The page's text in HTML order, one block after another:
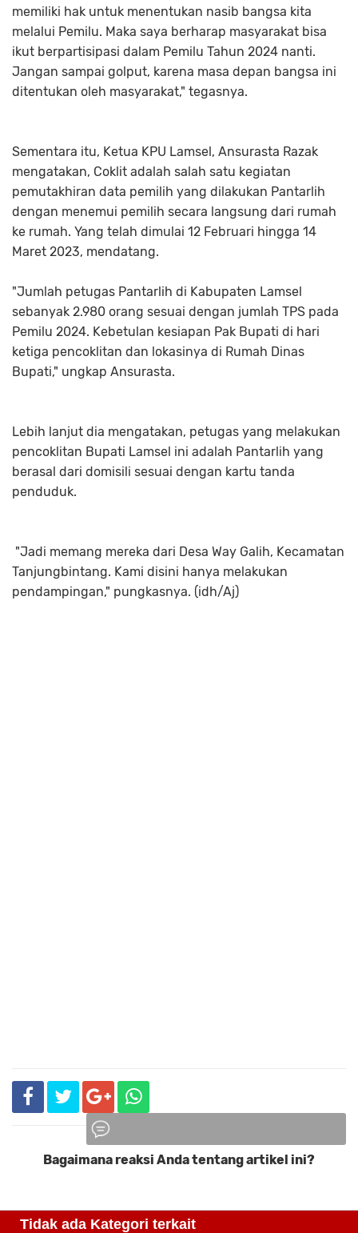
memiliki hak untuk menentukan nasib bangsa kita
melalui Pemilu. Maka saya berharap masyarakat bisa
ikut berpartisipasi dalam Pemilu Tahun 2024 nanti.
Jangan sampai golput, karena masa depan bangsa ini
ditentukan oleh masyarakat," tegasnya.
Sementara itu, Ketua KPU Lamsel, Ansurasta Razak
mengatakan, Coklit adalah salah satu kegiatan
pemutakhiran data pemilih yang dilakukan Pantarlih
dengan menemui pemilih secara langsung dari rumah
ke rumah. Yang telah dimulai 12 Februari hingga 14
Maret 2023, mendatang.
"Jumlah petugas Pantarlih di Kabupaten Lamsel
sebanyak 2.980 orang sesuai dengan jumlah TPS pada
Pemilu 2024. Kebetulan kesiapan Pak Bupati di hari
ketiga pencoklitan dan lokasinya di Rumah Dinas
Bupati," ungkap Ansurasta.
Lebih lanjut dia mengatakan, petugas yang melakukan
pencoklitan Bupati Lamsel ini adalah Pantarlih yang
berasal dari domisili sesuai dengan kartu tanda
penduduk.
"Jadi memang mereka dari Desa Way Galih, Kecamatan
Tanjungbintang. Kami disini hanya melakukan
pendampingan," pungkasnya. (idh/Aj)
Komentar
Bagaimana reaksi Anda tentang artikel ini?
Tidak ada Kategori terkait